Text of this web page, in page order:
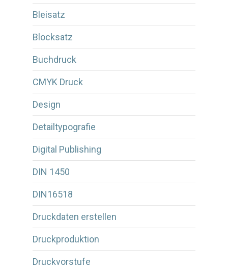
Bleisatz
Blocksatz
Buchdruck
CMYK Druck
Design
Detailtypografie
Digital Publishing
DIN 1450
DIN16518
Druckdaten erstellen
Druckproduktion
Druckvorstufe